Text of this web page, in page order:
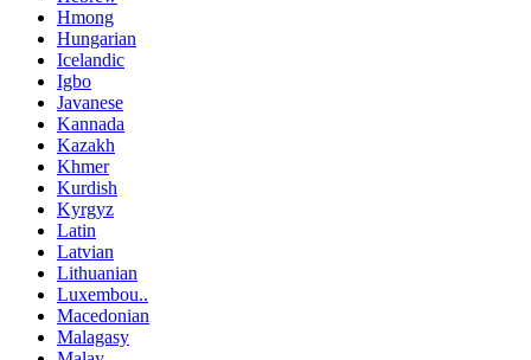
Hmong
Hungarian
Icelandic
Igbo
Javanese
Kannada
Kazakh
Khmer
Kurdish
Kyrgyz
Latin
Latvian
Lithuanian
Luxembou..
Macedonian
Malagasy